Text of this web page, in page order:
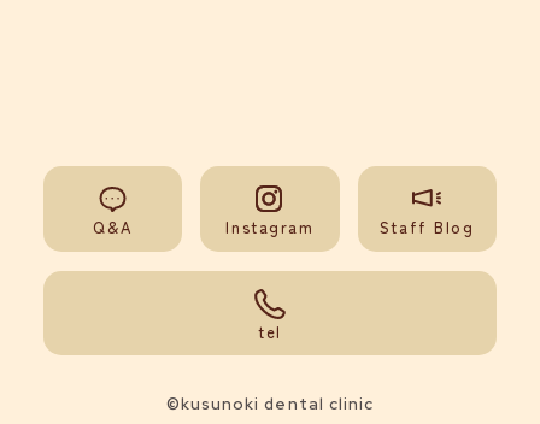
Q&A Instagram Staff Blog
tel
©kusunoki dental clinic